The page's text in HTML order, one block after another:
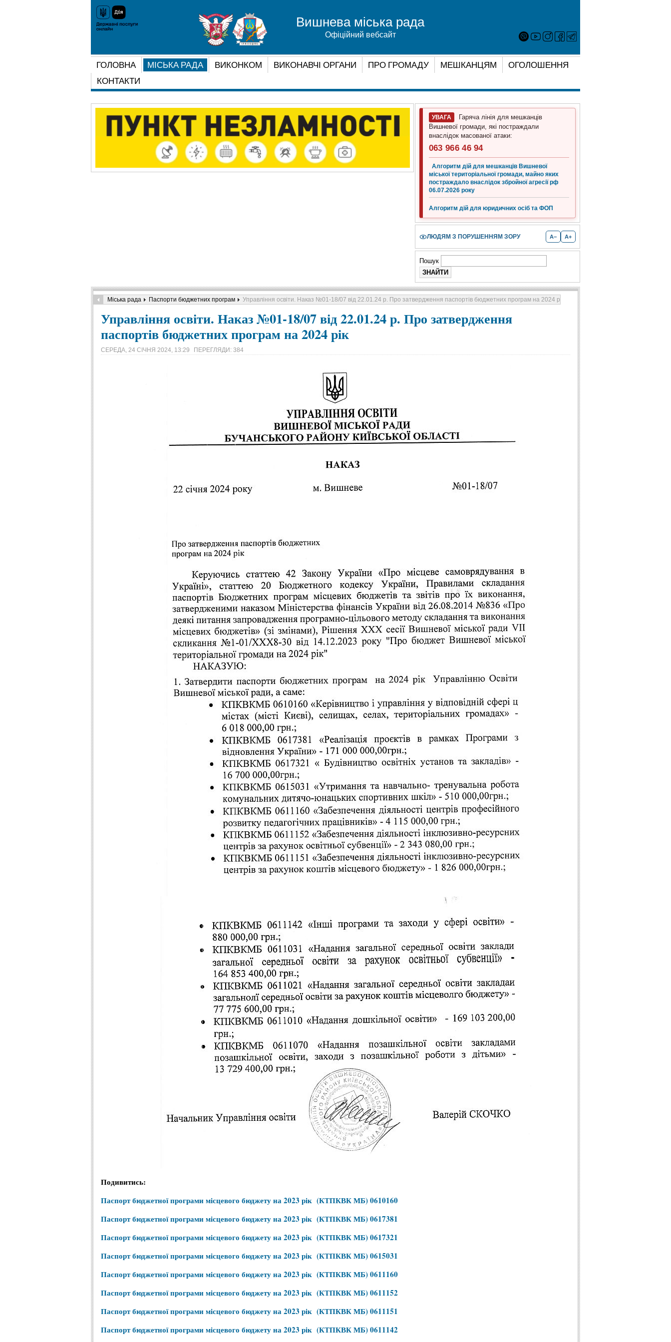
ГОЛОВНА МІСЬКА РАДА ВИКОНКОМ ВИКОНАВЧІ ОРГАНИ ПРО ГРОМАДУ МЕШКАНЦЯМ
ОГОЛОШЕННЯ
КОНТАКТИ
Вишнева міська рада
Офіційний вебсайт
УВАГА
Гаряча лінія для мешканців
Вишневої громади, які постраждали
внаслідок масованої атаки:
063 966 46 94
Алгоритм дій для мешканців Вишневої
міської територіальної громади, майно яких
постраждало внаслідок збройної агресії рф
06.07.2026 року
Алгоритм дій для юридичних осіб та ФОП
ЛЮДЯМ З ПОРУШЕННЯМ ЗОРУ A− A+
Пошук
Міська рада Паспорти бюджетних програм Управління освіти. Наказ №01-18/07 від 22.01.24 р. Про затвердження паспортів бюджетних програм на 2024 рік
Управління освіти. Наказ №01-18/07 від 22.01.24 р. Про затвердження
паспортів бюджетних програм на 2024 рік
СЕРЕДА, 24 СІЧНЯ 2024, 13:29 ПЕРЕГЛЯДИ: 384
Подивитись:
Паспорт бюджетної програми місцевого бюджету на 2023 рік (КТПКВК МБ) 0610160
Паспорт бюджетної програми місцевого бюджету на 2023 рік (КТПКВК МБ) 0617381
Паспорт бюджетної програми місцевого бюджету на 2023 рік (КТПКВК МБ) 0617321
Паспорт бюджетної програми місцевого бюджету на 2023 рік (КТПКВК МБ) 0615031
Паспорт бюджетної програми місцевого бюджету на 2023 рік (КТПКВК МБ) 0611160
Паспорт бюджетної програми місцевого бюджету на 2023 рік (КТПКВК МБ) 0611152
Паспорт бюджетної програми місцевого бюджету на 2023 рік (КТПКВК МБ) 0611151
Паспорт бюджетної програми місцевого бюджету на 2023 рік (КТПКВК МБ) 0611142